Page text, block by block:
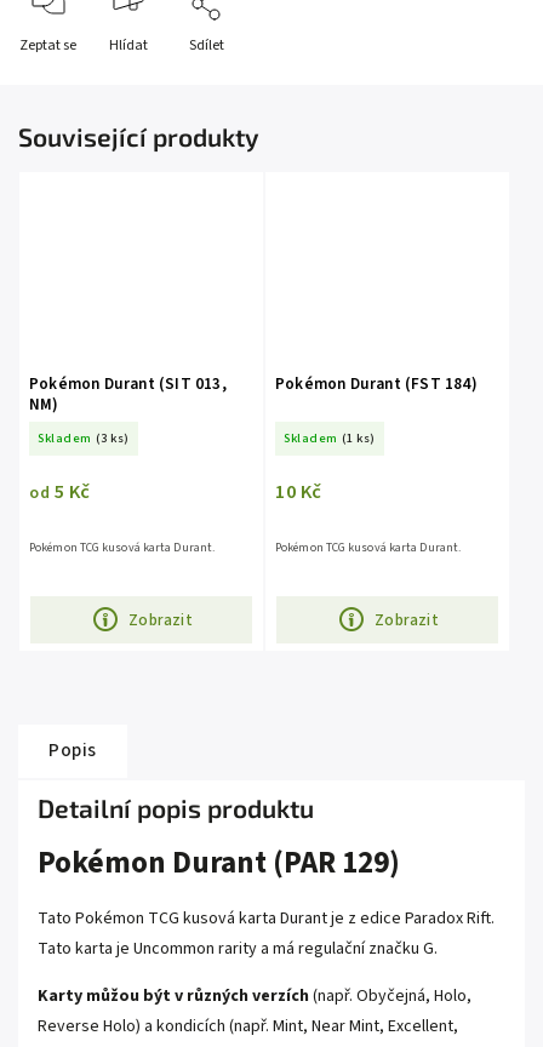
Zeptat se Hlídat Sdílet
Související produkty
Pokémon Durant (SIT 013,
NM)
Skladem (3 ks)
od 5 Kč
Zobrazit
Pokémon TCG kusová karta Durant.
Pokémon Durant (FST 184)
Skladem (1 ks)
10 Kč
Zobrazit
Pokémon TCG kusová karta Durant.
Popis
Detailní popis produktu
Pokémon Durant (PAR 129)
Tato Pokémon TCG kusová karta Durant je z edice Paradox Rift.
Tato karta je Uncommon rarity a má regulační značku G.
Karty můžou být v různých verzích (např. Obyčejná, Holo,
Reverse Holo) a kondicích (např. Mint, Near Mint, Excellent,